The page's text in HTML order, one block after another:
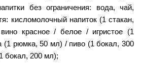
без ограничения: вода, чай,
кисломолочный напиток (1 стакан,
красное / белое / игристое (1
(1 рюмка, 50 мл) / пиво (1 бокал, 300
бокал, 200 мл);